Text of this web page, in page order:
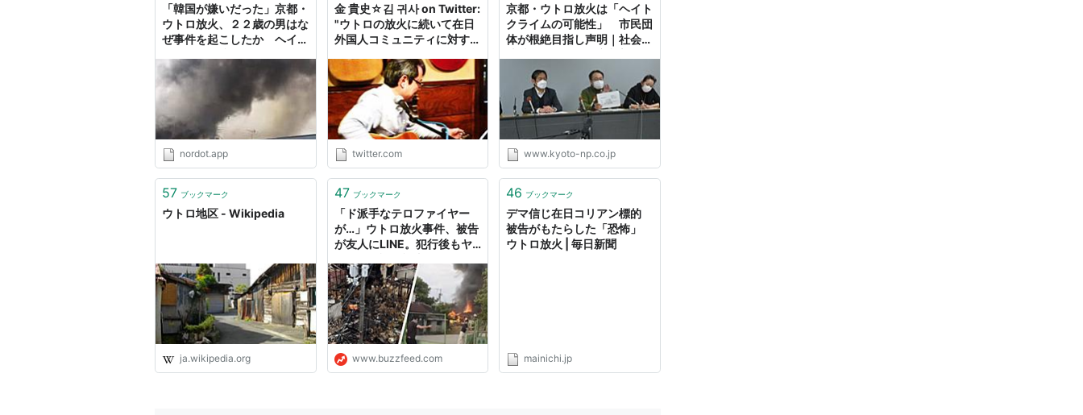
た。...
「韓国が嫌いだった」京都・
ウトロ放火、２２歳の男はな
ぜ事件を起こしたか ヘイト
｜ 47NEWS
nordot.app
金 貴史☆김 귀사 on Twitter:
"ウトロの放火に続いて在日
外国人コミュニティに対する
た。 民団大阪府枚岡支部に
ハンマーが投げ込まれ、人は
居なかったので怪我人は出ま
せんでしたがドアのガラスが
割れております。 万が一人
がいてハンマーが当たって
い…
https://t.co/JM2OsL4rVj"
twitter.com
京都・ウトロ放火は「ヘイト
クライムの可能性」 市民団
体が根絶目指し声明｜社会｜
www.kyoto-np.co.jp
57 ブックマーク
ウトロ地区 - Wikipedia
ja.wikipedia.org
47 ブックマーク
「ド派手なテロファイヤー
が…」ウトロ放火事件、被告
が友人にLINE。犯行後もヤ
www.buzzfeed.com
46 ブックマーク
デマ信じ在日コリアン標的
被告がもたらした「恐怖」
ウトロ放火 | 毎日新聞
mainichi.jp